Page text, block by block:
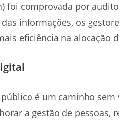
foi comprovada por
informações, os
eficiência na alocação
é um caminho
a gestão de